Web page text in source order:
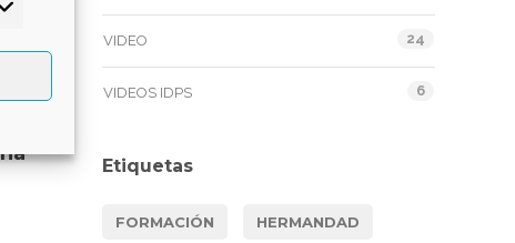
VIDEO 24
VIDEOS IDPS 6
Etiquetas
FORMACIÓN HERMANDAD